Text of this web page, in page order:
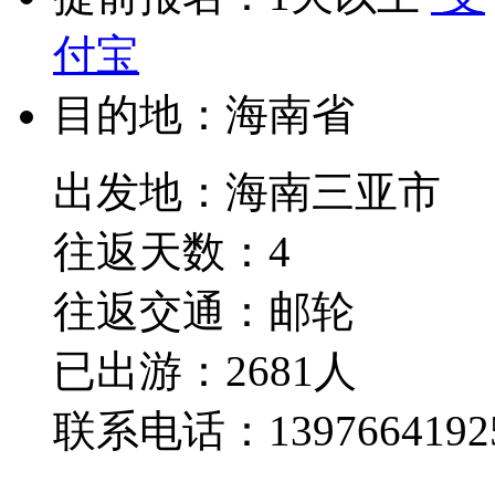
付宝
目的地： 海南省
出发地：海南三亚市
往返天数：4
往返交通： 邮轮
已出游：2681人
联系电话：